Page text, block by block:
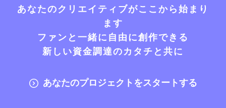
あなたのクリエイティブがここから始まり
ます
ファンと一緒に自由に創作できる
新しい資金調達のカタチと共に
あなたのプロジェクトをスタートする